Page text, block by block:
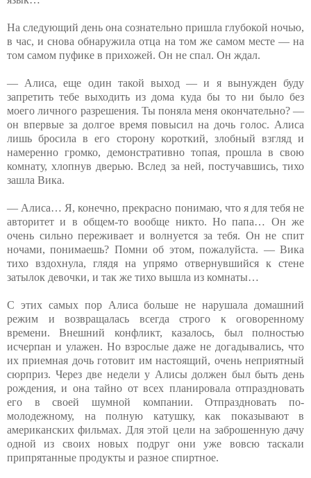
На следующий день она сознательно пришла глубокой ночью,
в час, и снова обнаружила отца на том же самом месте — на
том самом пуфике в прихожей. Он не спал. Он ждал.
— Алиса, еще один такой выход — и я вынужден буду
запретить тебе выходить из дома куда бы то ни было без
моего личного разрешения. Ты поняла меня окончательно? —
он впервые за долгое время повысил на дочь голос. Алиса
лишь бросила в его сторону короткий, злобный взгляд и
намеренно громко, демонстративно топая, прошла в свою
комнату, хлопнув дверью. Вслед за ней, постучавшись, тихо
зашла Вика.
— Алиса… Я, конечно, прекрасно понимаю, что я для тебя не
авторитет и в общем-то вообще никто. Но папа… Он же
очень сильно переживает и волнуется за тебя. Он не спит
ночами, понимаешь? Помни об этом, пожалуйста. — Вика
тихо вздохнула, глядя на упрямо отвернувшийся к стене
затылок девочки, и так же тихо вышла из комнаты…
С этих самых пор Алиса больше не нарушала домашний
режим и возвращалась всегда строго к оговоренному
времени. Внешний конфликт, казалось, был полностью
исчерпан и улажен. Но взрослые даже не догадывались, что
их приемная дочь готовит им настоящий, очень неприятный
сюрприз. Через две недели у Алисы должен был быть день
рождения, и она тайно от всех планировала отпраздновать
его в своей шумной компании. Отпраздновать по-
молодежному, на полную катушку, как показывают в
американских фильмах. Для этой цели на заброшенную дачу
одной из своих новых подруг они уже вовсю таскали
припрятанные продукты и разное спиртное.